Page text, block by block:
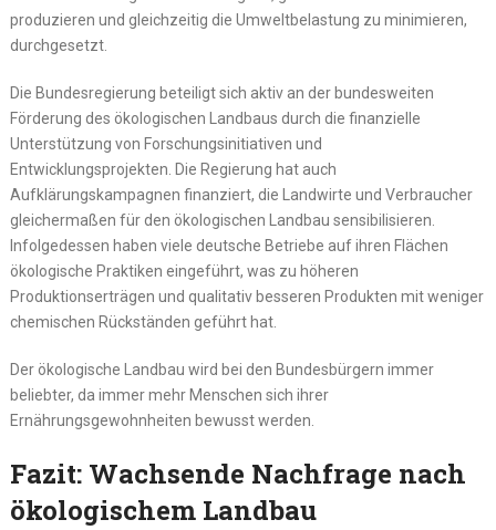
produzieren und gleichzeitig die Umweltbelastung zu minimieren,
durchgesetzt.
Die Bundesregierung beteiligt sich aktiv an der bundesweiten
Förderung des ökologischen Landbaus durch die finanzielle
Unterstützung von Forschungsinitiativen und
Entwicklungsprojekten. Die Regierung hat auch
Aufklärungskampagnen finanziert, die Landwirte und Verbraucher
gleichermaßen für den ökologischen Landbau sensibilisieren.
Infolgedessen haben viele deutsche Betriebe auf ihren Flächen
ökologische Praktiken eingeführt, was zu höheren
Produktionserträgen und qualitativ besseren Produkten mit weniger
chemischen Rückständen geführt hat.
Der ökologische Landbau wird bei den Bundesbürgern immer
beliebter, da immer mehr Menschen sich ihrer
Ernährungsgewohnheiten bewusst werden.
Fazit: Wachsende Nachfrage nach
ökologischem Landbau